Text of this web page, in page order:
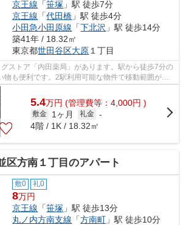
京王線 「笹塚 」駅 徒歩7分
京王線 「代田橋 」駅 徒歩4分
小田急小田原線 「下北沢 」駅 徒歩14分
築41年 / 18.32㎡
東京都世田谷区大原 １丁目
ストア「内田薬局」があります。駅から徒歩7分の
物も便利です。2駅利用可能な物件で移動範囲が広
いマンションは...
5.4万円 (管理費等：4,000円 )
敷金 1ヶ月 礼金 -
4階 / 1K / 18.32㎡
区方南１丁目のアパート
敷0 礼0
8万円
京王線 「笹塚 」駅 徒歩13分
丸ノ内方南支線 「方南町 」駅 徒歩10分